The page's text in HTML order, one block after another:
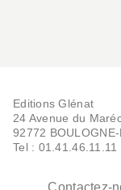
Editions Glénat
24 Avenue du
92772
Tel : 01.41.46.11.11